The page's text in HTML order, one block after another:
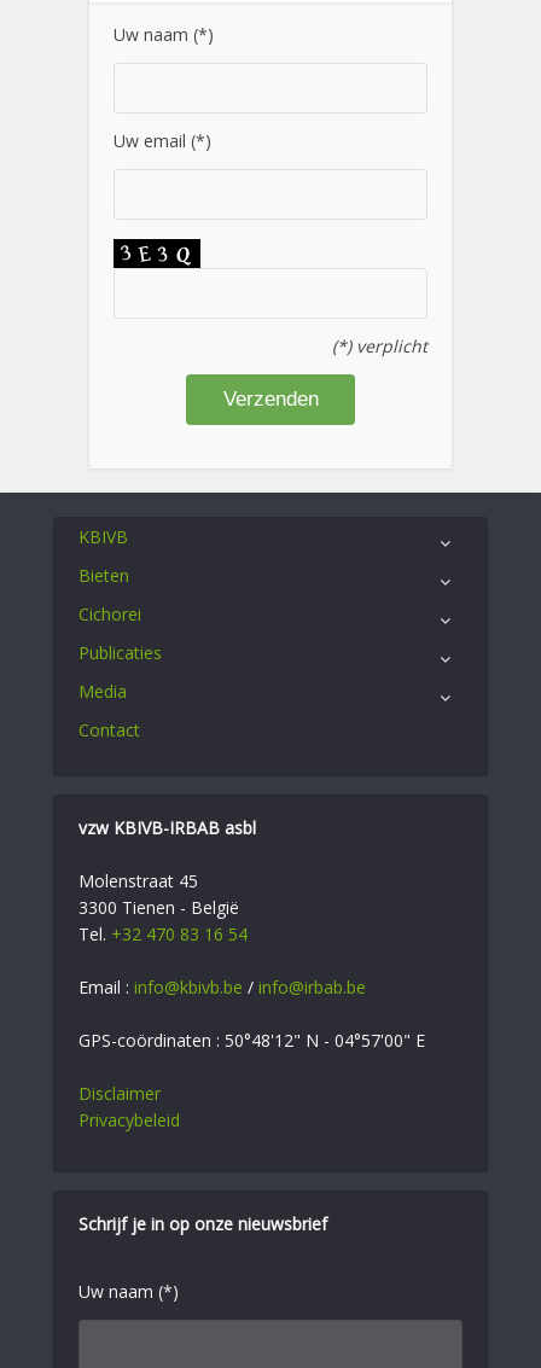
Uw naam (*)
Uw email (*)
(*) verplicht
KBIVB
Bieten
Cichorei
Publicaties
Media
Contact
vzw KBIVB-IRBAB asbl
Molenstraat 45
3300 Tienen - België
Tel. +32 470 83 16 54
Email : info@kbivb.be / info@irbab.be
GPS-coördinaten : 50°48'12" N - 04°57'00" E
Disclaimer
Privacybeleid
Schrijf je in op onze nieuwsbrief
Uw naam (*)